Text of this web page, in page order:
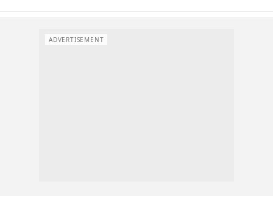
ADVERTISEMENT